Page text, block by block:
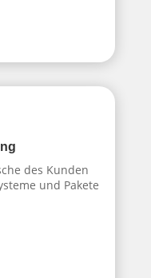
des Kunden
und Pakete